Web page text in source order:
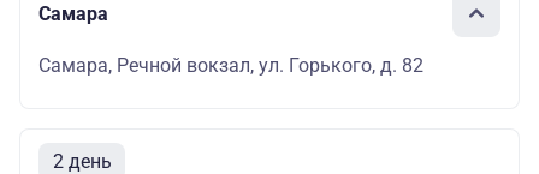
Самара
Самара, Речной вокзал, ул. Горького, д. 82
2 день